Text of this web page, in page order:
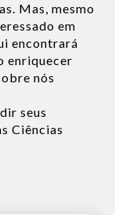
Mas, mesmo
em
encontrará
enriquecer
nós
seus
Ciências